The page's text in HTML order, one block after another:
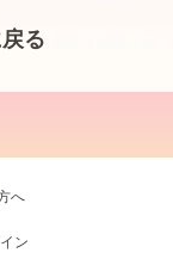
る
へ
ン